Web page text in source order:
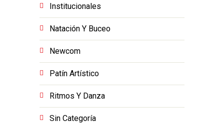
Institucionales
Natación Y Buceo
Newcom
Patín Artístico
Ritmos Y Danza
Sin Categoría